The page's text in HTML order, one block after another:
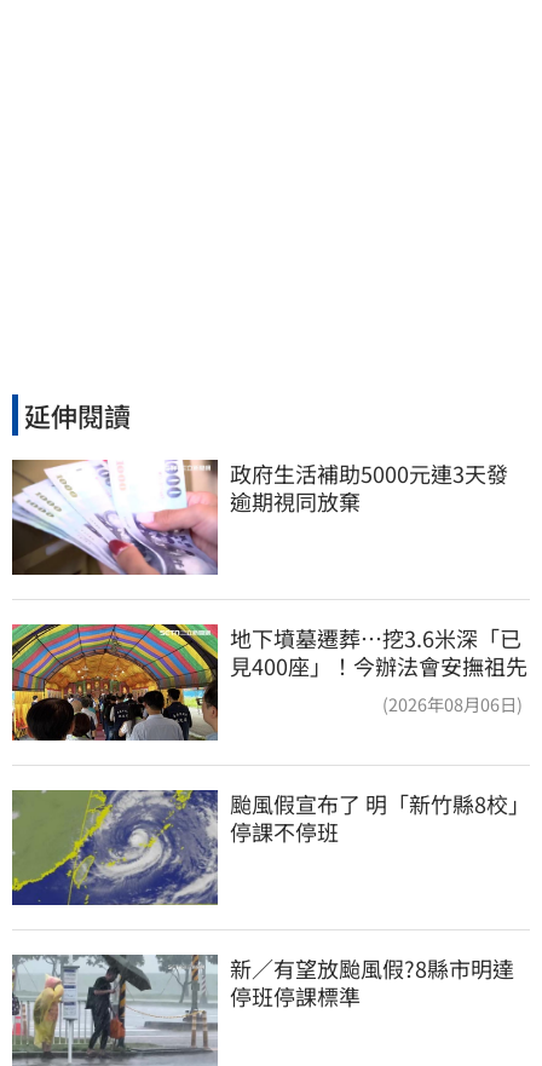
延伸閱讀
政府生活補助5000元連3天發
逾期視同放棄
地下墳墓遷葬…挖3.6米深「已
見400座」！今辦法會安撫祖先
(2026年08月06日)
颱風假宣布了 明「新竹縣8校」
停課不停班
新／有望放颱風假?8縣市明達
停班停課標準